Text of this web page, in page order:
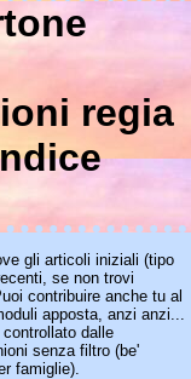
regia
gli articoli iniziali (tipo
se non trovi
contribuire anche tu al
apposta, anzi anzi...
dalle
senza filtro (be'
famiglie).